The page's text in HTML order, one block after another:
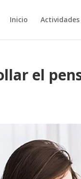
Inicio Actividades
el